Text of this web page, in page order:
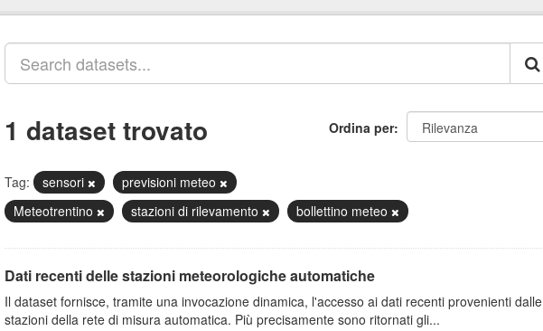
Ordina per
1 dataset trovato
Tag: sensori
previsioni meteo
Meteotrentino
stazioni di rilevamento bollettino meteo
Dati recenti delle stazioni meteorologiche automatiche
Il dataset fornisce, tramite una invocazione dinamica, l'accesso ai dati recenti provenienti dalle
stazioni della rete di misura automatica. Più precisamente sono ritornati gli...